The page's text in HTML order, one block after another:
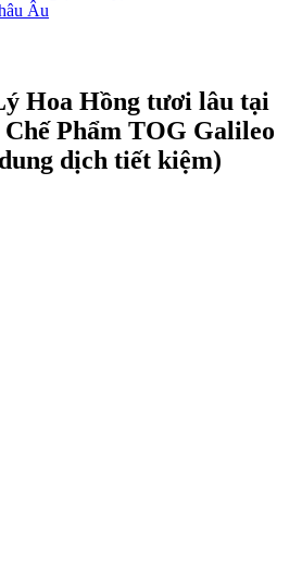
Âu
Hoa Hồng tươi lâu tại
Phẩm TOG Galileo
dịch tiết kiệm)